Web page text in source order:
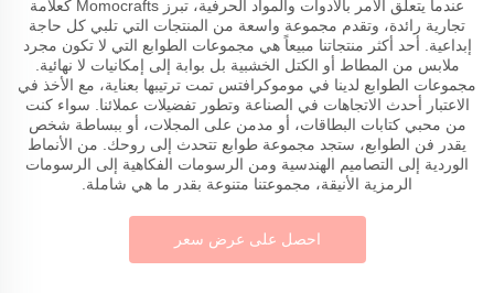
عندما يتعلق الأمر بالأدوات والمواد الحرفية، تبرز Momocrafts كعلامة
تجارية رائدة، وتقدم مجموعة واسعة من المنتجات التي تلبي كل حاجة
إبداعية. أحد أكثر منتجاتنا مبيعاً هي مجموعات الطوابع التي لا تكون مجرد
ملابس من المطاط أو الكتل الخشبية بل بوابة إلى إمكانيات لا نهائية.
مجموعات الطوابع لدينا في موموكرافتس تمت ترتيبها بعناية، مع الأخذ في
الاعتبار أحدث الاتجاهات في الصناعة وتطور تفضيلات عملائنا. سواء كنت
من محبي كتابات البطاقات، أو مدمن على المجلات، أو ببساطة شخص
يقدر فن الطوابع، ستجد مجموعة طوابع تتحدث إلى روحك. من الأنماط
الوردية إلى التصاميم الهندسية ومن الرسومات الفكاهية إلى الرسومات
الرمزية الأنيقة، مجموعتنا متنوعة بقدر ما هي شاملة.
احصل على عرض سعر